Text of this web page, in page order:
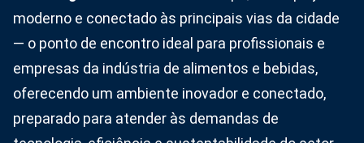
moderno e conectado às principais vias da cidade
— o ponto de encontro ideal para profissionais e
empresas da indústria de alimentos e bebidas,
oferecendo um ambiente inovador e conectado,
preparado para atender às demandas de